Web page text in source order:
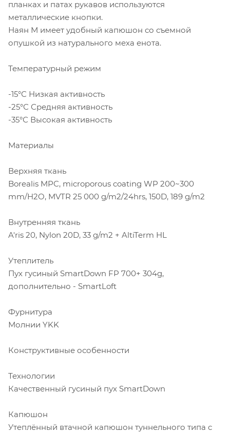
планках и патах рукавов используются
металлические кнопки.
Наян М имеет удобный капюшон со съемной
опушкой из натурального меха енота.
Температурный режим
-15°С Низкая активность
-25°С Средняя активность
-35°С Высокая активность
Материалы
Верхняя ткань
Borealis MPC, microporous coating WP 200~300
mm/H2O, MVTR 25 000 g/m2/24hrs, 150D, 189 g/m2
Внутренняя ткань
A'ris 20, Nylon 20D, 33 g/m2 + AltiTerm HL
Утеплитель
Пух гусиный SmartDown FP 700+ 304g,
дополнительно - SmartLoft
Фурнитура
Молнии YKK
Конструктивные особенности
Технологии
Качественный гусиный пух SmartDown
Капюшон
Утеплённый втачной капюшон туннельного типа с